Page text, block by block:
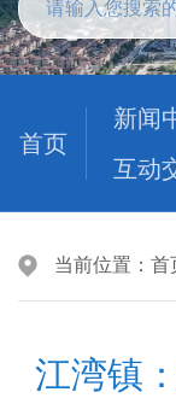
首页
新闻
互动
当前位置： 首
江湾镇